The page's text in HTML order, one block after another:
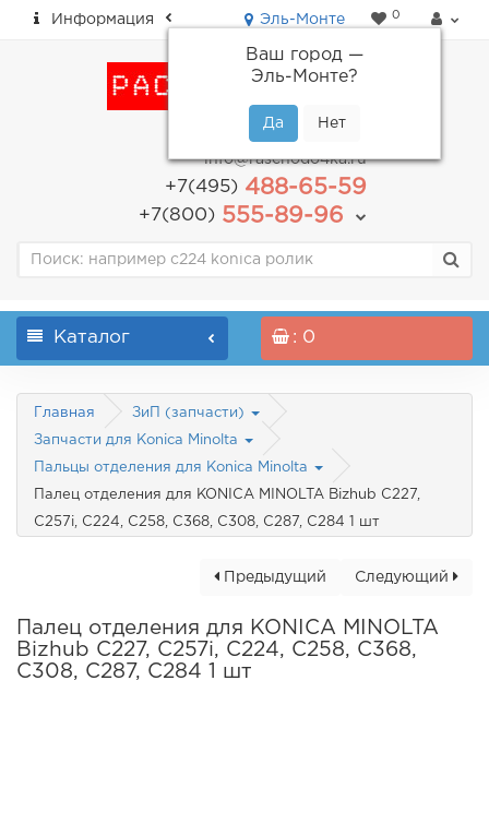
Информация Эль-Монте
Ваш город —
Эль-Монте?
0
пн-пт: с 9.00 до 18.00
info@raschodo4ka.ru
+7(495)488-65-59
+7(800)555-89-96
Каталог : 0
Главная ЗиП (запчасти)
Запчасти для Konica Minolta
Пальцы отделения для Konica Minolta
Палец отделения для KONICA MINOLTA Bizhub C227,
C257i, C224, C258, C368, C308, C287, C284 1 шт
Следующий
Предыдущий
Палец отделения для KONICA MINOLTA
Bizhub C227, C257i, C224, C258, C368,
C308, C287, C284 1 шт